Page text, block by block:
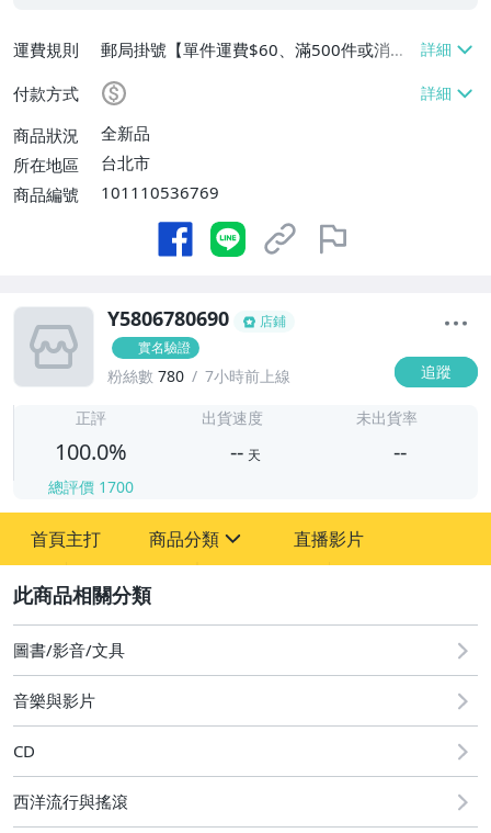
運費規則
郵局掛號【單件運費$60、滿500件或消費
滿$20000免運費】
付款方式
商品狀況
全新品
所在地區
台北市
商品編號
101110536769
Y5806780690
店鋪
實名驗證
粉絲數 780 7小時前上線 追蹤
正評
100.0%
總評價 1700
出貨速度
-- 天
未出貨率
--
首頁主打 商品分類
其它
直播影片
圖書/影音/文具
音樂與影片
CD
西洋流行與搖滾